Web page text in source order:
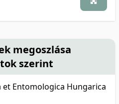
megoszlása
szerint
Entomologica Hungarica